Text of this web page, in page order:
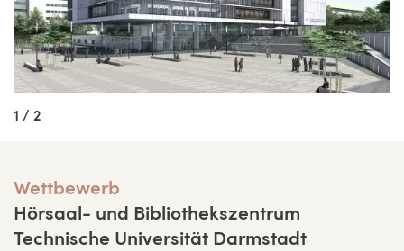
1 / 2
Wettbewerb
Hörsaal- und Bibliothekszentrum
Technische Universität Darmstadt